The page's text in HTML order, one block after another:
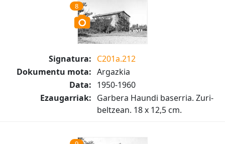
8
Signatura: C201a.212
Dokumentu mota: Argazkia
Data: 1950-1960
Ezaugarriak: Garbera Haundi baserria. Zuri-
beltzean. 18 x 12,5 cm.